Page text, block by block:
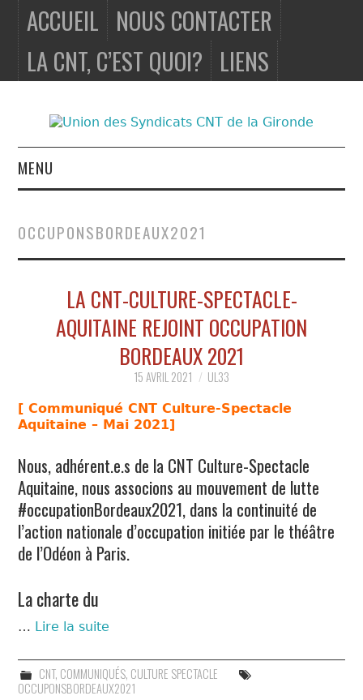
ACCUEIL NOUS CONTACTER
LA CNT, C’EST QUOI? LIENS
MENU
NOUS
CONTACTER
LA CNT, C’EST
LIENS
OCCUPONSBORDEAUX2021
LA CNT-CULTURE-SPECTACLE-
AQUITAINE REJOINT OCCUPATION
BORDEAUX 2021
15 AVRIL 2021 UL33
[ Communiqué CNT Culture-Spectacle
Aquitaine – Mai 2021]
Nous, adhérent.e.s de la CNT Culture-Spectacle
Aquitaine, nous associons au mouvement de lutte
#occupationBordeaux2021, dans la continuité de
l’action nationale d’occupation initiée par le théâtre
de l’Odéon à Paris.
La charte du
… Lire la suite
CNT, COMMUNIQUÉS, CULTURE SPECTACLE
OCCUPONSBORDEAUX2021